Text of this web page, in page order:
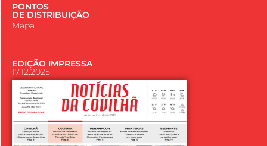
PONTOS
DE DISTRIBUIÇÃO
Mapa
EDIÇÃO IMPRESSA
17.12.2025